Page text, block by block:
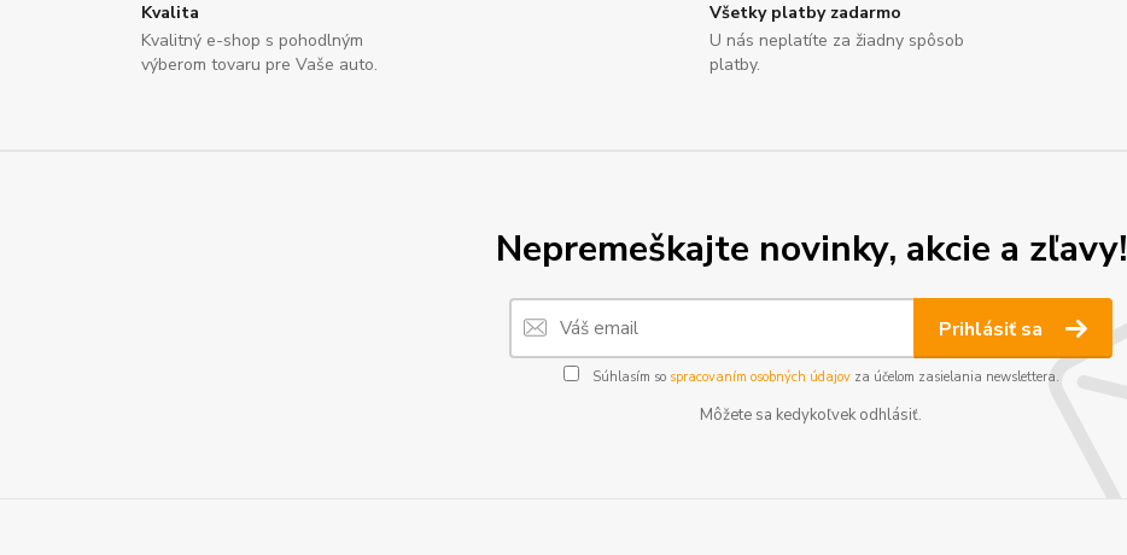
Kvalita
Kvalitný e-shop s pohodlným
výberom tovaru pre Vaše auto.
Všetky platby zadarmo
U nás neplatíte za žiadny spôsob
platby.
Nepremeškajte novinky, akcie a zľavy!
Prihlásiť sa
Súhlasím so spracovaním osobných údajovza účelom zasielania newslettera.
Môžete sa kedykoľvek odhlásiť.